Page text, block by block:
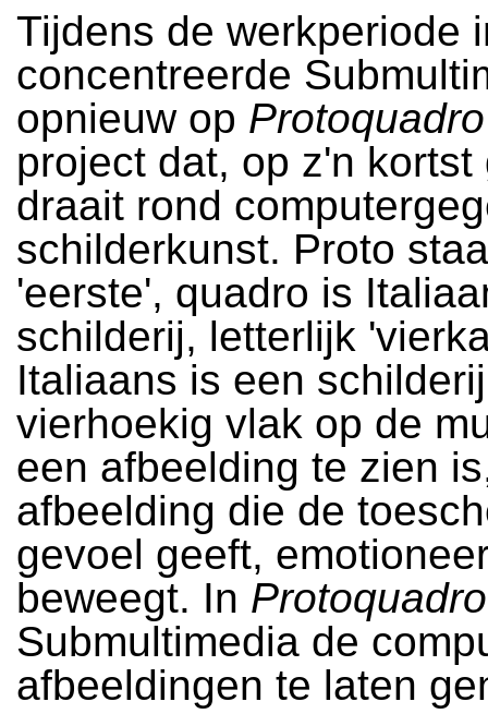
Tijdens de werkperiode
concentreerde
opnieuw op Protoquadro
project dat, op z'n kortst
draait rond
schilderkunst. Proto
'eerste', quadro is
schilderij, letterlijk
Italiaans is een
vierhoekig vlak op de
een afbeelding te zien
afbeelding die de
gevoel geeft,
beweegt. In Protoquadro
Submultimedia de
afbeeldingen te laten